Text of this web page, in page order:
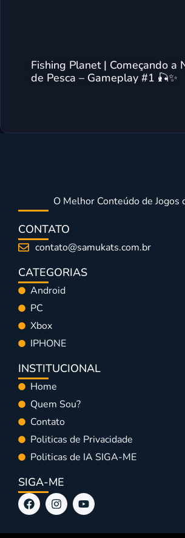
Fishing Planet | Começando a
de Pesca – Gameplay #1 🎣✨
O Melhor Conteúdo de Jogos
CONTATO
contato@samukats.com.br
CATEGORIAS
Android
PC
Xbox
IPHONE
INSTITUCIONAL
Home
Quem Sou?
Contato
Politicas de Privacidade
Politicas de IA SIGA-ME
SIGA-ME